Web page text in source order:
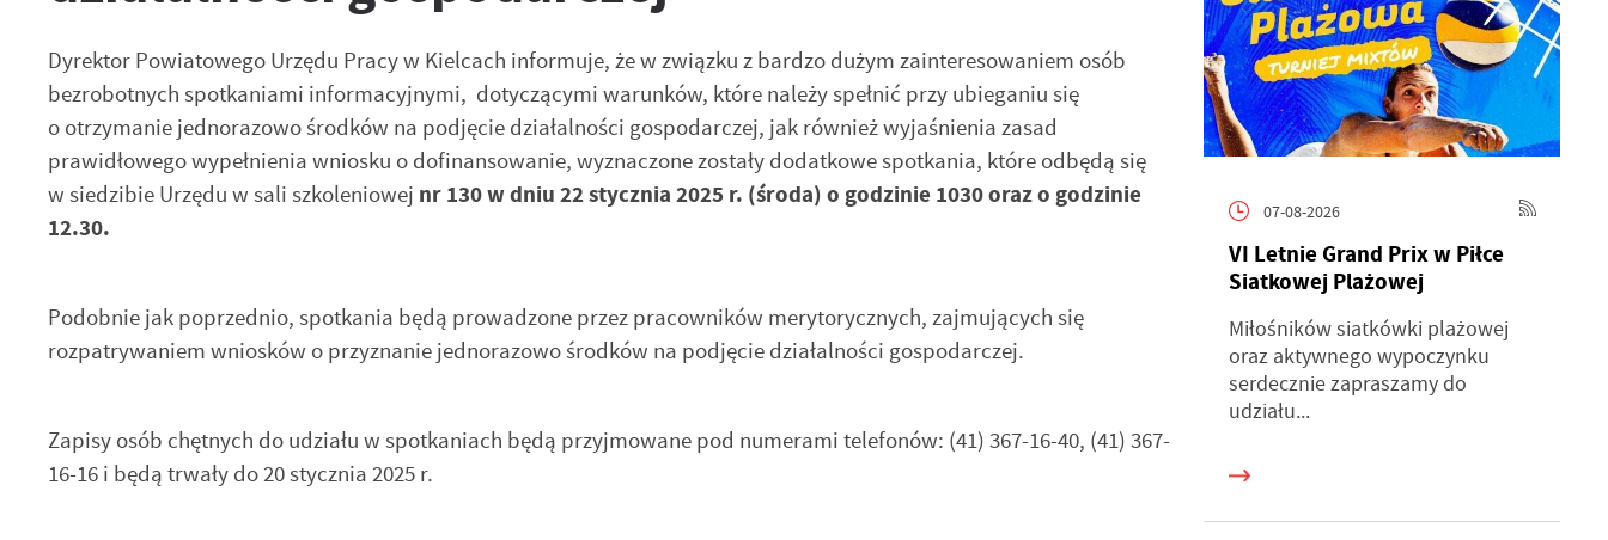
Dyrektor Powiatowego Urzędu Pracy w Kielcach informuje, że w związku z bardzo dużym zainteresowaniem osób
bezrobotnych spotkaniami informacyjnymi, dotyczącymi warunków, które należy spełnić przy ubieganiu się
o otrzymanie jednorazowo środków na podjęcie działalności gospodarczej, jak również wyjaśnienia zasad
prawidłowego wypełnienia wniosku o dofinansowanie, wyznaczone zostały dodatkowe spotkania, które odbędą się
w siedzibie Urzędu w sali szkoleniowej nr 130 w dniu 22 stycznia 2025 r. (środa) o godzinie 1030 oraz o godzinie
12.30.
Podobnie jak poprzednio, spotkania będą prowadzone przez pracowników merytorycznych, zajmujących się
rozpatrywaniem wniosków o przyznanie jednorazowo środków na podjęcie działalności gospodarczej.
Zapisy osób chętnych do udziału w spotkaniach będą przyjmowane pod numerami telefonów: (41) 367-16-40, (41) 367-
16-16 i będą trwały do 20 stycznia 2025 r.
07-08-2026
VI Letnie Grand Prix w Piłce
Siatkowej Plażowej
Miłośników siatkówki plażowej
oraz aktywnego wypoczynku
serdecznie zapraszamy do
udziału...